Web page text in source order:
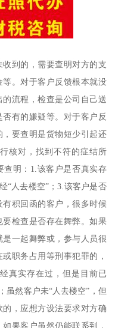
到的，需要查明对方的支
。对于客户反馈根本就没
流程，检查是公司自己送
有的嫌疑等。对于客户反
要查明是货物短少引起还
核对，找到不符的症结所
查明：1.该客户是否真实存
“人去楼空”；3.该客户是否
积回函的客户，很多时候
检查是否存在舞弊。如果
一起舞弊或，参与人员很
职务占用等刑事犯罪的，
真实存在过，但是目前已
虽然客户未“人去楼空”，但
，应想方设法要求对方确
果客户虽然仍能联系到，